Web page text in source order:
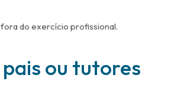
do exercício profissional.
ou tutores